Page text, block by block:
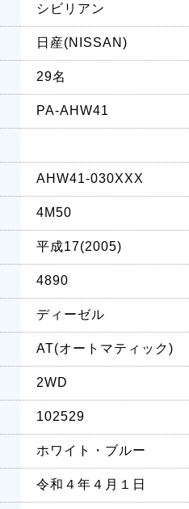
シビリアン
日産(NISSAN)
29名
PA-AHW41
AHW41-030XXX
4M50
平成17(2005)
4890
ディーゼル
AT(オートマティック)
2WD
102529
ホワイト・ブルー
令和４年４月１日